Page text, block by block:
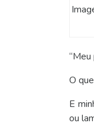
O
E
ou